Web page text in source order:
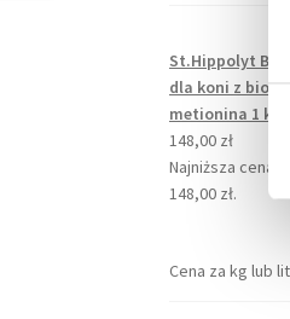
r
o
d
St.Hippolyt
dla koni z
metionina 1 kg
148,00 zł
Najniższa cena
148,00 zł.
Cena za kg lub